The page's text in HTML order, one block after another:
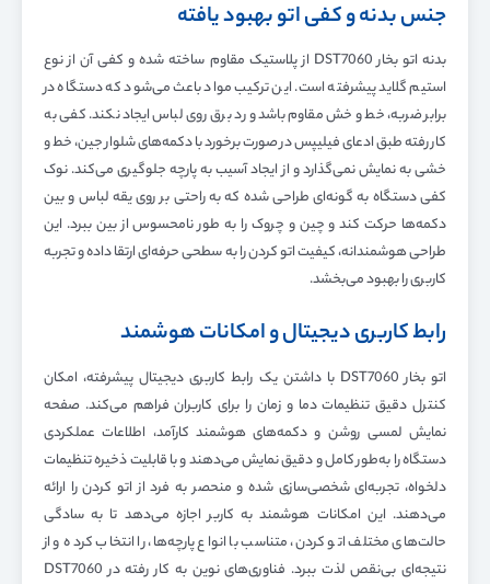
جنس بدنه و کفی اتو بهبود یافته
بدنه اتو بخار DST7060 از پلاستیک مقاوم ساخته شده و کفی آن از نوع
استیم گلاید پیشرفته است. این ترکیب مواد باعث می‌شود که دستگاه در
برابر ضربه، خط و خش مقاوم باشد و رد برق روی لباس ایجاد نکند. کفی به
کار رفته طبق ادعای فیلیپس در صورت برخورد با دکمه‌های شلوار جین، خط و
خشی به نمایش نمی‌گذارد و از ایجاد آسیب به پارچه جلوگیری می‌کند. نوک
کفی دستگاه به گونه‌ای طراحی شده که به راحتی بر روی یقه لباس و بین
دکمه‌ها حرکت کند و چین و چروک را به طور نامحسوس از بین ببرد. این
طراحی هوشمندانه، کیفیت اتو کردن را به سطحی حرفه‌ای ارتقا داده و تجربه
کاربری را بهبود می‌بخشد.
رابط کاربری دیجیتال و امکانات هوشمند
اتو بخار DST7060 با داشتن یک رابط کاربری دیجیتال پیشرفته، امکان
کنترل دقیق تنظیمات دما و زمان را برای کاربران فراهم می‌کند. صفحه
نمایش لمسی روشن و دکمه‌های هوشمند کارآمد، اطلاعات عملکردی
دستگاه را به‌طور کامل و دقیق نمایش می‌دهند و با قابلیت ذخیره تنظیمات
دلخواه، تجربه‌ای شخصی‌سازی شده و منحصر به فرد از اتو کردن را ارائه
می‌دهند. این امکانات هوشمند به کاربر اجازه می‌دهد تا به سادگی
حالت‌های مختلف اتو کردن، متناسب با انواع پارچه‌ها، را انتخاب کرده و از
نتیجه‌ای بی‌نقص لذت ببرد. فناوری‌های نوین به کار رفته در DST7060